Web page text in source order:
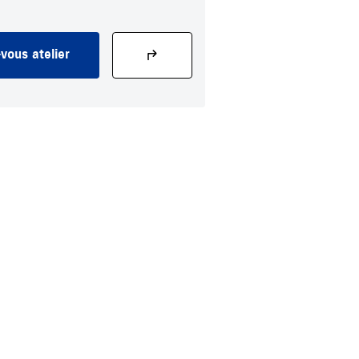
atelier